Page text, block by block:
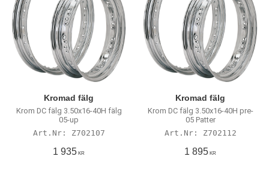
Kromad fälg
Krom DC fälg 3.50x16-40H fälg
05-up
Z702107
1 935 KR
Kromad fälg
Krom DC fälg 3.50x16-40H pre-
05 Patter
Z702112
1 895 KR